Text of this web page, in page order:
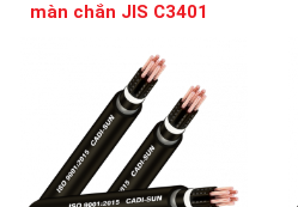
màn chắn JIS C3401